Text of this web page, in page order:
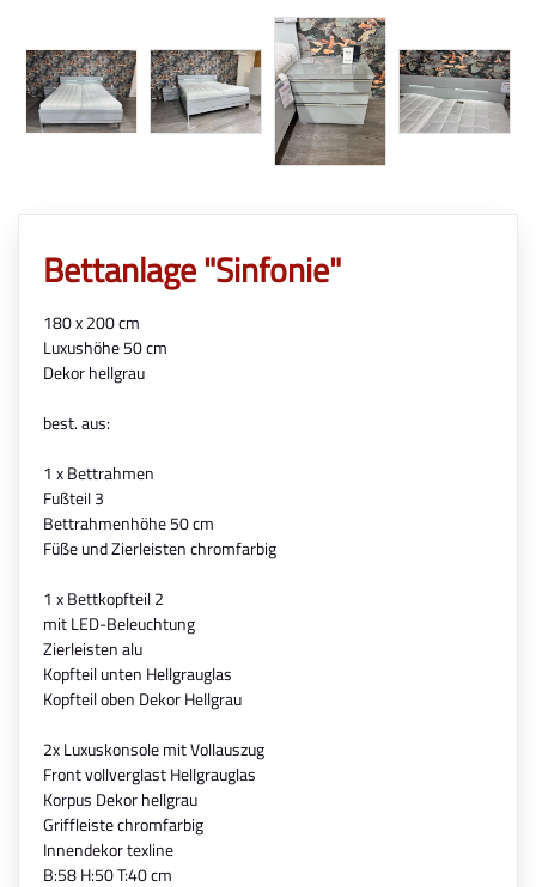
Bettanlage "Sinfonie"
180 x 200 cm
Luxushöhe 50 cm
Dekor hellgrau
best. aus:
1 x Bettrahmen
Fußteil 3
Bettrahmenhöhe 50 cm
Füße und Zierleisten chromfarbig
1 x Bettkopfteil 2
mit LED-Beleuchtung
Zierleisten alu
Kopfteil unten Hellgrauglas
Kopfteil oben Dekor Hellgrau
2x Luxuskonsole mit Vollauszug
Front vollverglast Hellgrauglas
Korpus Dekor hellgrau
Griffleiste chromfarbig
Innendekor texline
B:58 H:50 T:40 cm